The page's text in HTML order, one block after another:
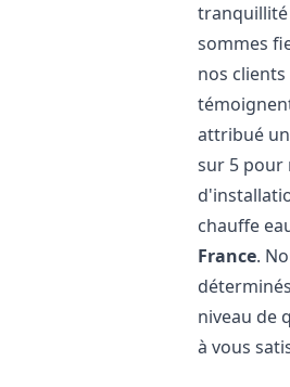
sommes
nos
attribué
sur 5 pour
chauffe
France.
niveau de
à vous